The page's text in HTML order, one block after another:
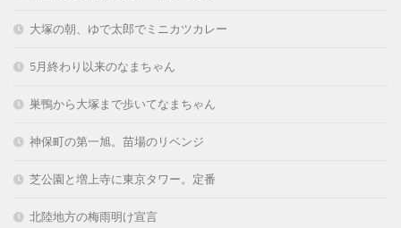
大塚の朝、ゆで太郎でミニカツカレー
5月終わり以来のなまちゃん
巣鴨から大塚まで歩いてなまちゃん
神保町の第一旭。苗場のリベンジ
芝公園と増上寺に東京タワー。定番
北陸地方の梅雨明け宣言